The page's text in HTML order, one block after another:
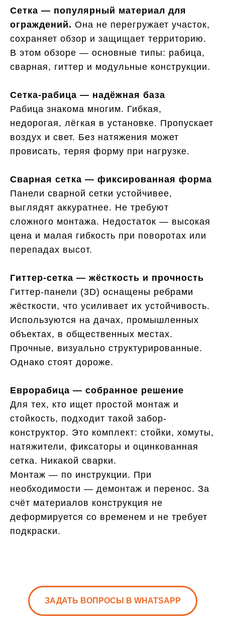
Сетка — популярный материал для
ограждений. Она не перегружает участок,
сохраняет обзор и защищает территорию.
В этом обзоре — основные типы: рабица,
сварная, гиттер и модульные конструкции.
Сетка-рабица — надёжная база
Рабица знакома многим. Гибкая,
недорогая, лёгкая в установке. Пропускает
воздух и свет. Без натяжения может
провисать, теряя форму при нагрузке.
Сварная сетка — фиксированная форма
Панели сварной сетки устойчивее,
выглядят аккуратнее. Не требуют
сложного монтажа. Недостаток — высокая
цена и малая гибкость при поворотах или
перепадах высот.
Гиттер-сетка — жёсткость и прочность
Гиттер-панели (3D) оснащены ребрами
жёсткости, что усиливает их устойчивость.
Используются на дачах, промышленных
объектах, в общественных местах.
Прочные, визуально структурированные.
Однако стоят дороже.
Еврорабица — собранное решение
Для тех, кто ищет простой монтаж и
стойкость, подходит такой забор-
конструктор. Это комплект: стойки, хомуты,
натяжители, фиксаторы и оцинкованная
сетка. Никакой сварки.
Монтаж — по инструкции. При
необходимости — демонтаж и перенос. За
счёт материалов конструкция не
деформируется со временем и не требует
подкраски.
ЗАДАТЬ ВОПРОСЫ В WHATSAPP